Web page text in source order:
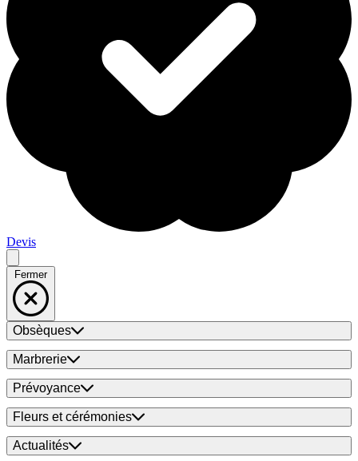
Devis
Fermer
Obsèques
Marbrerie
Prévoyance
Fleurs et cérémonies
Actualités